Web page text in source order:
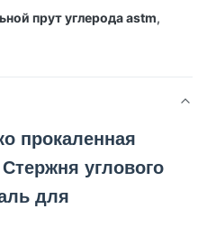
прут углерода astm,
прокаленная
углового
для